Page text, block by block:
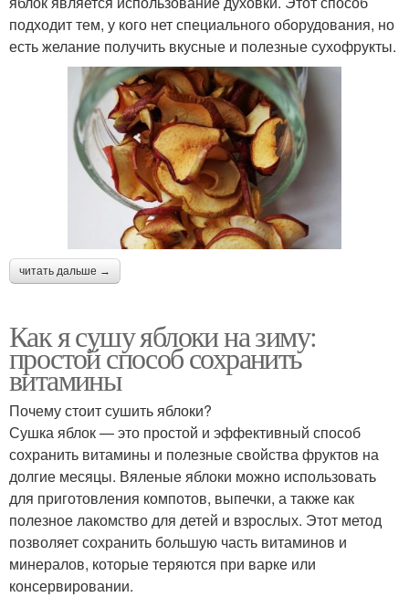
подходит тем, у кого нет специального оборудования, но
есть желание получить вкусные и полезные сухофрукты.
читать дальше →
Как я сушу яблоки на зиму:
простой способ сохранить
витамины
Почему стоит сушить яблоки?
Сушка яблок — это простой и эффективный способ
сохранить витамины и полезные свойства фруктов на
долгие месяцы. Вяленые яблоки можно использовать
для приготовления компотов, выпечки, а также как
полезное лакомство для детей и взрослых. Этот метод
позволяет сохранить большую часть витаминов и
минералов, которые теряются при варке или
консервировании.